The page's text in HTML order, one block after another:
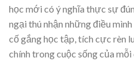
học mới có ý nghĩa thực sự
ngại thú nhận những điều
cố gắng học tập, tích cực rèn
chính trong cuộc sống của mỗi